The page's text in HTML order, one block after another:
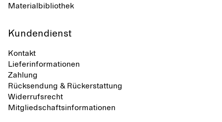
Materialbibliothek
Kundendienst
Kontakt
Lieferinformationen
Zahlung
Rücksendung & Rückerstattung
Widerrufsrecht
Mitgliedschaftsinformationen